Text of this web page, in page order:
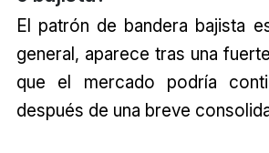
El patrón de bandera bajista
general, aparece tras una
que el mercado podría
después de una breve